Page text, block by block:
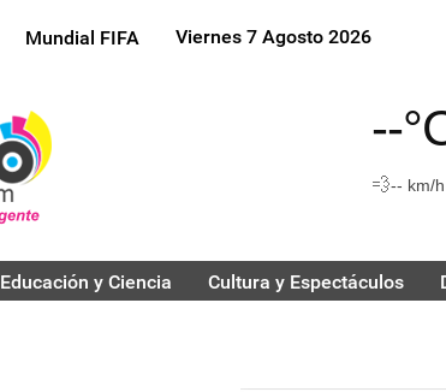
Mundial FIFA Viernes 7 Agosto 2026
--
💨-- km/h
Educación y Ciencia Cultura y Espectáculos